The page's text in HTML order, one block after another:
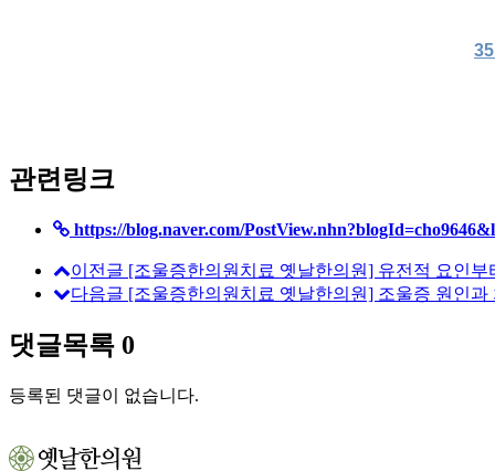
관련링크
https://blog.naver.com/
이전글 [조울증한의원치료 옛날한의원] 유전적 요인
다음글 [조울증한의원치료 옛날한의원] 조울증 원인
댓글목록 0
등록된 댓글이 없습니다.